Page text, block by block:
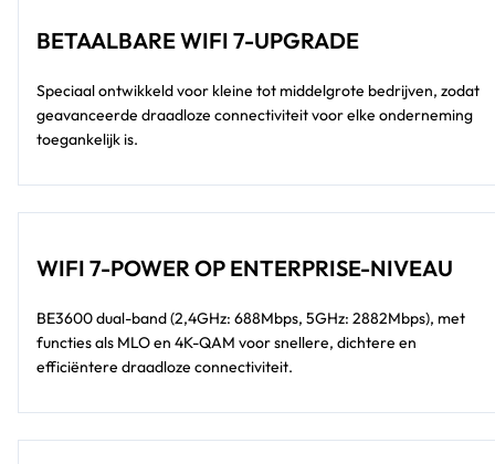
BETAALBARE WIFI 7-UPGRADE
Speciaal ontwikkeld voor kleine tot middelgrote bedrijven, zodat
geavanceerde draadloze connectiviteit voor elke onderneming
toegankelijk is.
WIFI 7-POWER OP ENTERPRISE-NIVEAU
BE3600 dual-band (2,4GHz: 688Mbps, 5GHz: 2882Mbps), met
functies als MLO en 4K-QAM voor snellere, dichtere en
efficiëntere draadloze connectiviteit.